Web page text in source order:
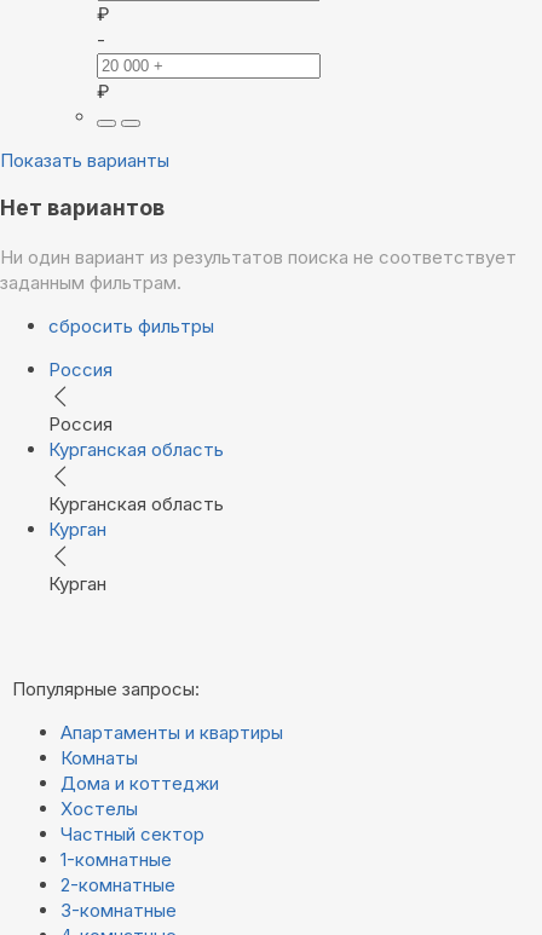
₽
-
₽
Показать варианты
Нет вариантов
Ни один вариант из результатов поиска не соответствует
заданным фильтрам.
сбросить фильтры
Россия
Россия
Курганская область
Курганская область
Курган
Курган
Популярные запросы:
Апартаменты и квартиры
Комнаты
Дома и коттеджи
Хостелы
Частный сектор
1-комнатные
2-комнатные
3-комнатные